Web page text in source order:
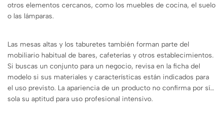
otros elementos cercanos, como los muebles de cocina, el suelo
o las lámparas.
Las mesas altas y los taburetes también forman parte del
mobiliario habitual de bares, cafeterías y otros establecimientos.
Si buscas un conjunto para un negocio, revisa en la ficha del
modelo si sus materiales y características están indicados para
el uso previsto. La apariencia de un producto no confirma por sí
sola su aptitud para uso profesional intensivo.